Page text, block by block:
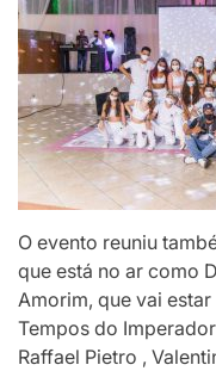
O evento reuniu
que está no ar como
Amorim, que vai
Tempos do
Raffael Pietro ,